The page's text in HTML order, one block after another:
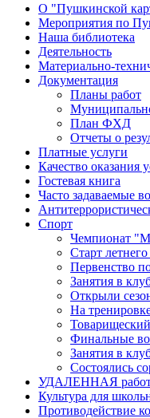
О "Пушкинской
Мероприятия по
Наша библиотека
Деятельность
Материально-
Документация
Планы работ
План ФХД
Отчеты о
Платные услуги
Качество оказания
Гостевая книга
Часто задаваемые
Спорт
Чемпионат
Старт
Первенство
Занятия в
Открыли
На
Финальные
Занятия в
Состоялись
УДАЛЕННАЯ
Культура для
Противодействие